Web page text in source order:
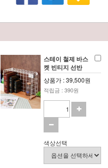
스테이 철제 바스
켓 빈티지 선반
상품가 : 39,500원
적립금 : 390원
색상선택